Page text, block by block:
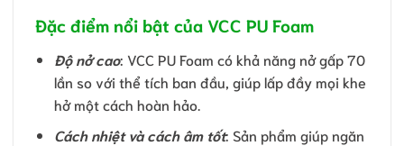
Đặc điểm nổi bật của VCC PU Foam
Độ nở cao: VCC PU Foam có khả năng nở gấp 70
lần so với thể tích ban đầu, giúp lấp đầy mọi khe
hở một cách hoàn hảo.
Cách nhiệt và cách âm tốt: Sản phẩm giúp ngăn